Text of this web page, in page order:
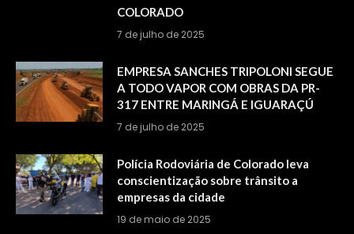
COLORADO
7 de julho de 2025
EMPRESA SANCHES TRIPOLONI SEGUE
A TODO VAPOR COM OBRAS DA PR-
317 ENTRE MARINGÁ E IGUARAÇÚ
7 de julho de 2025
Polícia Rodoviária de Colorado leva
conscientização sobre trânsito a
empresas da cidade
19 de maio de 2025